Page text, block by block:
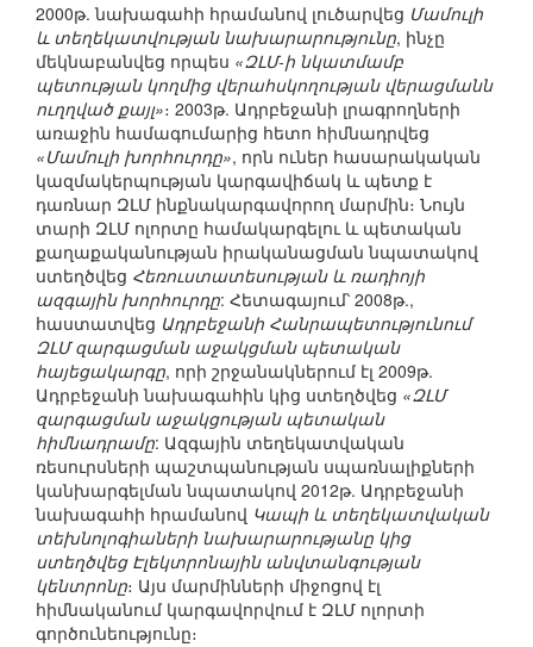
2000թ. նախագահի հրամանով լուծարվեց Մամուլի
և տեղեկատվության նախարարությունը, ինչը
մեկնաբանվեց որպես «ԶԼՄ-ի նկատմամբ
պետության կողմից վերահսկողության վերացմանն
ուղղված քայլ»։ 2003թ. Ադրբեջանի լրագրողների
առաջին համագումարից հետո հիմնադրվեց
«Մամուլի խորհուրդը», որն ուներ հասարակական
կազմակերպության կարգավիճակ և պետք է
դառնար ԶԼՄ ինքնակարգավորող մարմին։ Նույն
տարի ԶԼՄ ոլորտը համակարգելու և պետական
քաղաքականության իրականացման նպատակով
ստեղծվեց Հեռուստատեսության և ռադիոյի
ազգային խորհուրդը: Հետագայում՝ 2008թ.,
հաստատվեց Ադրբեջանի Հանրապետությունում
ԶԼՄ զարգացման աջակցման պետական
հայեցակարգը, որի շրջանակներում էլ 2009թ.
Ադրբեջանի նախագահին կից ստեղծվեց «ԶԼՄ
զարգացման աջակցության պետական
հիմնադրամը: Ազգային տեղեկատվական
ռեսուրսների պաշտպանության սպառնալիքների
կանխարգելման նպատակով 2012թ. Ադրբեջանի
նախագահի հրամանով Կապի և տեղեկատվական
տեխնոլոգիաների նախարարությանը կից
ստեղծվեց Էլեկտրոնային անվտանգության
կենտրոնը։ Այս մարմինների միջոցով էլ
հիմնականում կարգավորվում է ԶԼՄ ոլորտի
գործունեությունը։